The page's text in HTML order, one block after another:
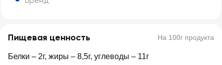
Пищевая ценность На 100г продукта
Белки – 2г, жиры – 8,5г, углеводы – 11г